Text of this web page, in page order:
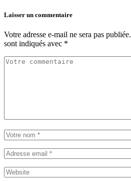
Laisser un commentaire
Votre adresse e-mail ne sera pas publiée.
sont indiqués avec *